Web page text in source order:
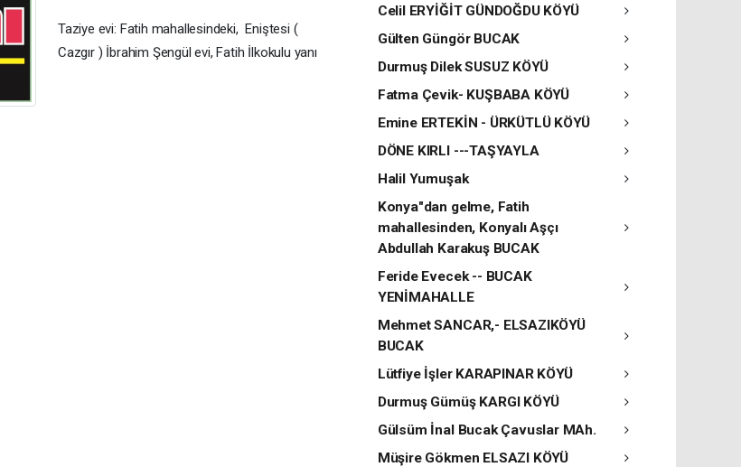
Taziye evi: Fatih mahallesindeki, Eniştesi (
Cazgır ) İbrahim Şengül evi, Fatih İlkokulu yanı
Celil ERYİĞİT GÜNDOĞDU KÖYÜ
Gülten Güngör BUCAK
Durmuş Dilek SUSUZ KÖYÜ
Fatma Çevik- KUŞBABA KÖYÜ
Emine ERTEKİN - ÜRKÜTLÜ KÖYÜ
DÖNE KIRLI ---TAŞYAYLA
Halil Yumuşak
Konya"dan gelme, Fatih
mahallesinden, Konyalı Aşçı
Abdullah Karakuş BUCAK
Feride Evecek -- BUCAK
YENİMAHALLE
Mehmet SANCAR,- ELSAZIKÖYÜ
BUCAK
Lütfiye İşler KARAPINAR KÖYÜ
Durmuş Gümüş KARGI KÖYÜ
Gülsüm İnal Bucak Çavuslar MAh.
Müşire Gökmen ELSAZI KÖYÜ